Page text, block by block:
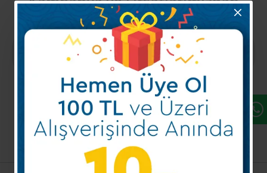
Haberdar Olun!
Mobil Uygulamalarımız